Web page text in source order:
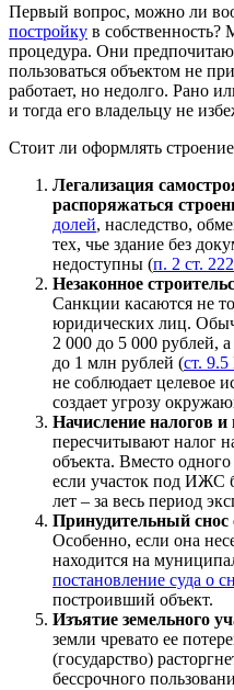
Первый вопрос, можно ли
постройку в собственность?
процедура. Они
пользоваться объектом не
работает, но недолго. Рано
и тогда его владельцу не
Стоит ли оформлять
Легализация
распоряжаться
долей, наследство,
тех, чье здание без
недоступны (п. 2 ст.
Незаконное
Санкции касаются не
юридических лиц.
2 000 до 5 000 рублей,
до 1 млн рублей (ст.
не соблюдает целевое
создает угрозу
Начисление налогов и
пересчитывают налог
объекта. Вместо одного
если участок под ИЖС
лет – за весь период
Принудительный снос
Особенно, если она
находится на
постановление суда о
построивший объект.
Изъятие земельного
земли чревато ее
(государство)
бессрочного